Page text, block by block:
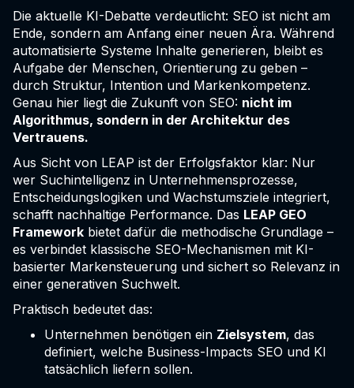
Die aktuelle KI-Debatte verdeutlicht: SEO ist nicht am
Ende, sondern am Anfang einer neuen Ära. Während
automatisierte Systeme Inhalte generieren, bleibt es
Aufgabe der Menschen, Orientierung zu geben –
durch Struktur, Intention und Markenkompetenz.
Genau hier liegt die Zukunft von SEO: nicht im
Algorithmus, sondern in der Architektur des
Vertrauens.
Aus Sicht von LEAP ist der Erfolgsfaktor klar: Nur
wer Suchintelligenz in Unternehmensprozesse,
Entscheidungslogiken und Wachstumsziele integriert,
schafft nachhaltige Performance. Das LEAP GEO
Framework bietet dafür die methodische Grundlage –
es verbindet klassische SEO-Mechanismen mit KI-
basierter Markensteuerung und sichert so Relevanz in
einer generativen Suchwelt.
Praktisch bedeutet das:
Unternehmen benötigen ein Zielsystem, das
definiert, welche Business-Impacts SEO und KI
tatsächlich liefern sollen.